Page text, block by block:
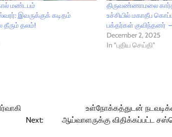
மண்டபம்
இவருக்குக் கடிதம்
தீரும் தலம்!
திருவண்ணாமலை
உச்சியில் மகாதீப
பக்தர்கள் குவிந்தனர்
December 2, 2025
In "புதிய செய்தி"
Next:
உள்நோக்கத்துடன்
ஆய்வாளருக்கு விதிக்கப்பட்ட